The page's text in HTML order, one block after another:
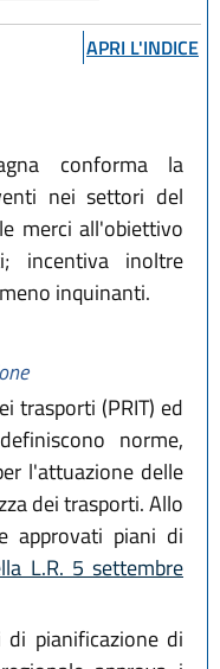
24
APRI L'INDICE
conforma la
nei settori del
merci all'obiettivo
incentiva inoltre
inquinanti.
trasporti (PRIT) ed
norme,
l'attuazione delle
dei trasporti. Allo
approvati piani di
L.R. 5 settembre
pianificazione di